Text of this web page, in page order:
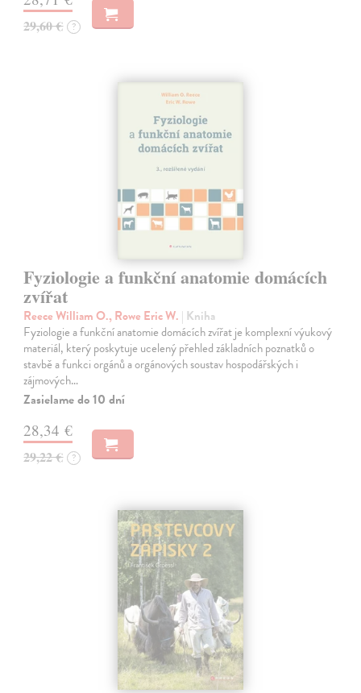
29,60 € ?
Fyziologie a funkční anatomie domácích
zvířat
Reece William O., Rowe Eric W. | Kniha
Fyziologie a funkční anatomie domácích zvířat je komplexní výukový
materiál, který poskytuje ucelený přehled základních poznatků o
stavbě a funkci orgánů a orgánových soustav hospodářských i
zájmových…
Zasielame do 10 dní
28,34 €
29,22 € ?